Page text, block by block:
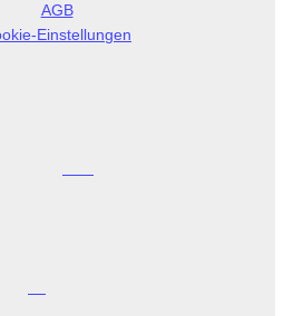
AGB
Einstellungen